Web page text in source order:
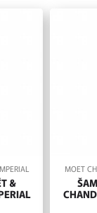
&
MOET